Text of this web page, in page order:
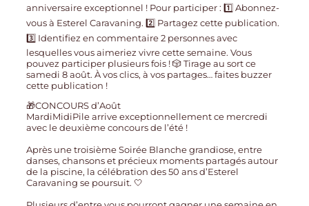
🎁CONCOURS d’Août
MardiMidiPile arrive exceptionnellement ce mercredi
avec le deuxième concours de l’été !
Après une troisième Soirée Blanche grandiose, entre
danses, chansons et précieux moments partagés autour
de la piscine, la célébration des 50 ans d’Esterel
Caravaning se poursuit. 🤍